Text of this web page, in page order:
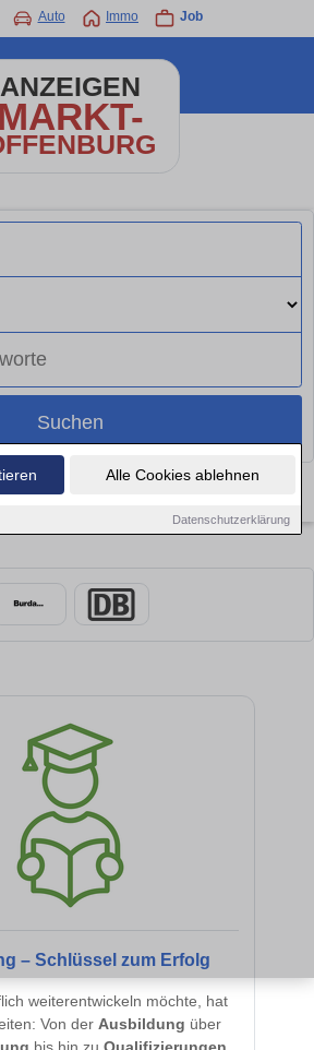
Alle Cookies ablehnen
Datenschutzerklärung
Auto Immo Job
ANZEIGEN
MARKT-
Suchen
– Schlüssel zum Erfolg
weiterentwickeln möchte, hat
Von der Ausbildung über